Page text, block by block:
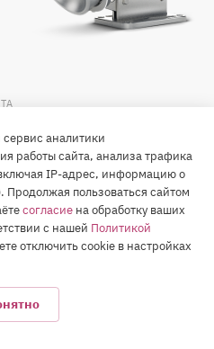
— движок
любители
CMS, но для сайтов
Подробнее
системы мы написали
сервис аналитики
работы сайта, анализа трафика
IP-адрес, информацию о
Продолжая пользоваться сайтом
согласие на обработку ваших
с нашей Политикой
отключить cookie в настройках